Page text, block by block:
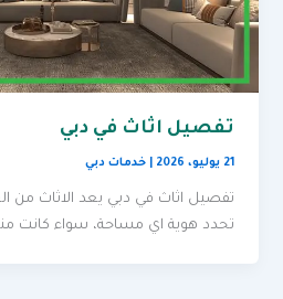
تفصيل اثاث في دبي
21 يوليو، 2026 |خدمات دبي
تفصيل اثاث في دبي يعد الاثاث من
تحدد هوية اي مساحة، سواء كانت